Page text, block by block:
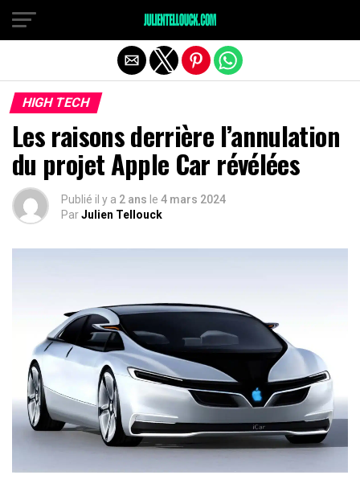
HIGH TECH
Les raisons derrière l’annulation
du projet Apple Car révélées
Publié il y a 2 ans le 4 mars 2024
ParJulien Tellouck